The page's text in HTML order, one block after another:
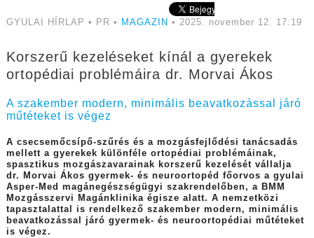
GYULAI HÍRLAP • PR • MAGAZIN • 2025. november 12. 17:19
Korszerű kezeléseket kínál a gyerekek
ortopédiai problémáira dr. Morvai Ákos
A szakember modern, minimális beavatkozással járó
műtéteket is végez
A csecsemőcsípő-szűrés és a mozgásfejlődési tanácsadás
mellett a gyerekek különféle ortopédiai problémáinak,
spasztikus mozgászavarainak korszerű kezelését vállalja
dr. Morvai Ákos gyermek- és neuroortopéd főorvos a gyulai
Asper-Med magánegészségügyi szakrendelőben, a BMM
Mozgásszervi Magánklinika égisze alatt. A nemzetközi
tapasztalattal is rendelkező szakember modern, minimális
beavatkozással járó gyermek- és neuroortopédiai műtéteket
is végez.